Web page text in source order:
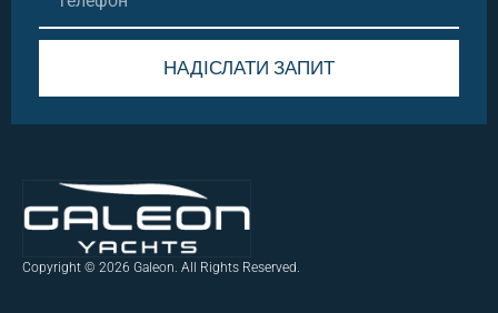
НАДІСЛАТИ ЗАПИТ
Copyright © 2026 Galeon. All Rights Reserved.